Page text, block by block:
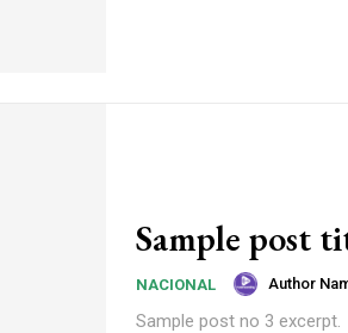
Sample post
NACIONAL Author
Sample post no 3 excerpt.